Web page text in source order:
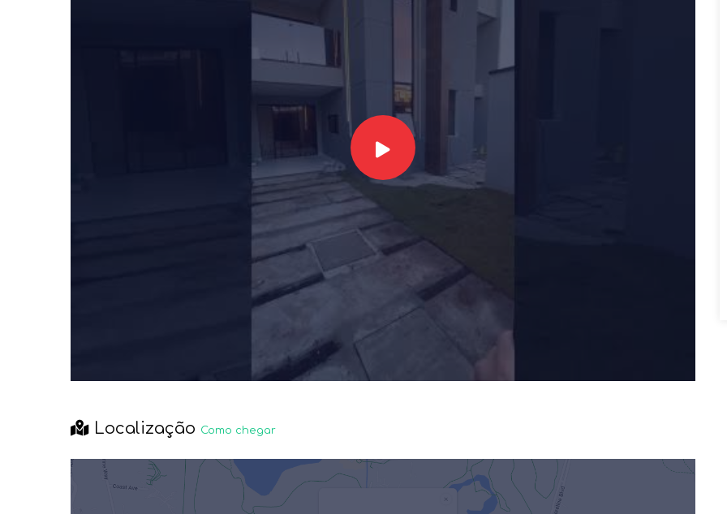
Localização Como chegar